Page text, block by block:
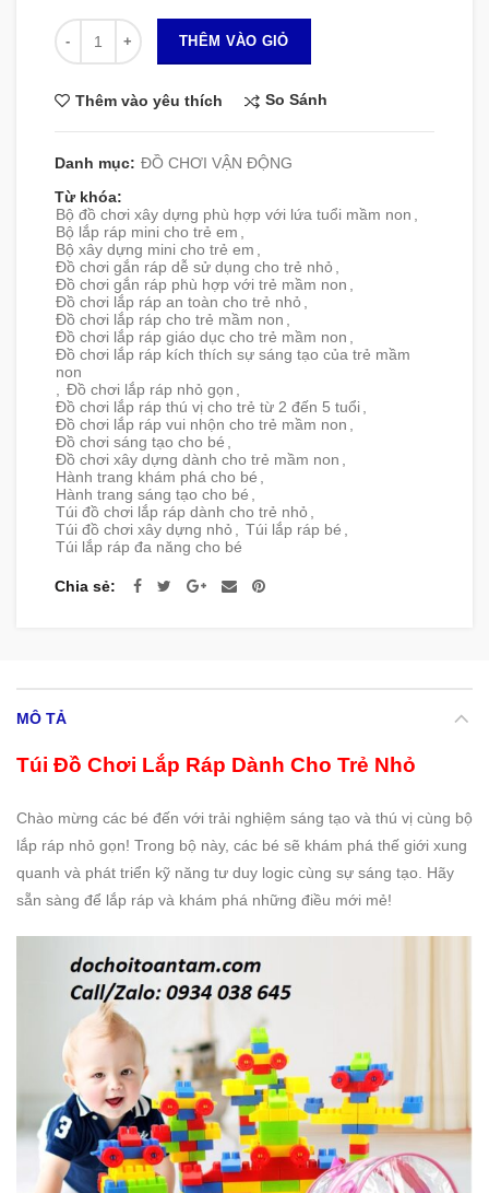
Số lượng
THÊM VÀO GIỎ
Thêm vào yêu thích So Sánh
Danh mục: ĐỒ CHƠI VẬN ĐỘNG
Từ khóa:
Bộ đồ chơi xây dựng phù hợp với lứa tuổi mầm non
Bộ lắp ráp mini cho trẻ em
Bộ xây dựng mini cho trẻ em
Đồ chơi gắn ráp dễ sử dụng cho trẻ nhỏ
Đồ chơi gắn ráp phù hợp với trẻ mầm non
Đồ chơi lắp ráp an toàn cho trẻ nhỏ
Đồ chơi lắp ráp cho trẻ mầm non
Đồ chơi lắp ráp giáo dục cho trẻ mầm non
Đồ chơi lắp ráp kích thích sự sáng tạo của trẻ mầm
non
Đồ chơi lắp ráp nhỏ gọn
Đồ chơi lắp ráp thú vị cho trẻ từ 2 đến 5 tuổi
Đồ chơi lắp ráp vui nhộn cho trẻ mầm non
Đồ chơi sáng tạo cho bé
Đồ chơi xây dựng dành cho trẻ mầm non
Hành trang khám phá cho bé
Hành trang sáng tạo cho bé
Túi đồ chơi lắp ráp dành cho trẻ nhỏ
Túi đồ chơi xây dựng nhỏ
Túi lắp ráp bé
Túi lắp ráp đa năng cho bé
Chia sẻ
MÔ TẢ
Túi Đồ Chơi Lắp Ráp Dành Cho Trẻ Nhỏ
Chào mừng các bé đến với trải nghiệm sáng tạo và thú vị cùng bộ
lắp ráp nhỏ gọn! Trong bộ này, các bé sẽ khám phá thế giới xung
quanh và phát triển kỹ năng tư duy logic cùng sự sáng tạo. Hãy
sẵn sàng để lắp ráp và khám phá những điều mới mẻ!